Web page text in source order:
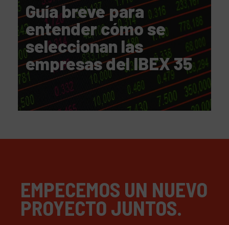
Guía breve para
entender cómo se
seleccionan las
empresas del IBEX 35
EMPECEMOS UN NUEVO
PROYECTO JUNTOS.